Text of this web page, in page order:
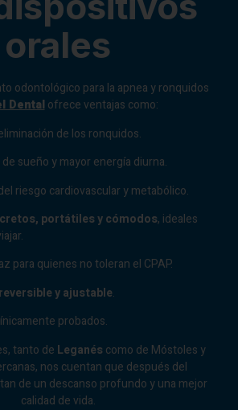
orales
odontológico para la apnea y ronquidos
Dentalofrece ventajas como:
de los ronquidos.
sueño y mayor energía diurna.
riesgo cardiovascular y metabólico.
portátiles y cómodos, ideales
para quienes no toleran el CPAP.
reversible y ajustable.
probados.
tanto de Leganés como de Móstoles y
nos cuentan que después del
de un descanso profundo y una mejor
calidad de vida.